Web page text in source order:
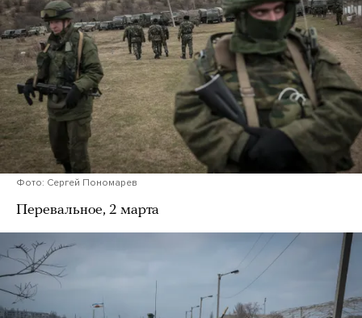
Фото: Сергей Пономарев
Перевальное, 2 марта